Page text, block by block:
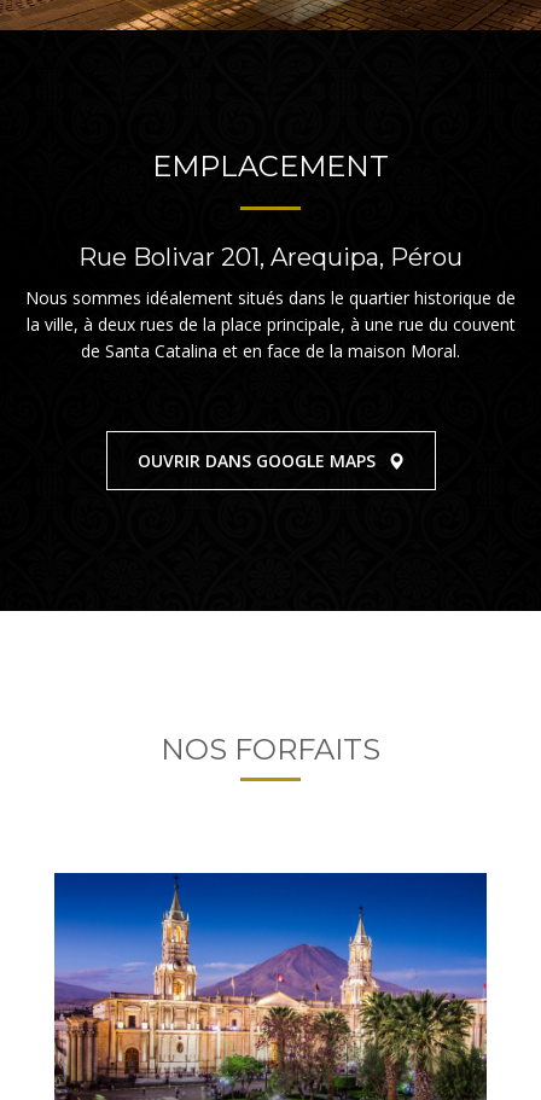
EMPLACEMENT
Rue Bolivar 201, Arequipa, Pérou
Nous sommes idéalement situés dans le quartier historique de
la ville, à deux rues de la place principale, à une rue du couvent
de Santa Catalina et en face de la maison Moral.
OUVRIR DANS GOOGLE MAPS
NOS FORFAITS